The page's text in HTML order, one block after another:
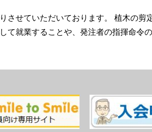
させていただいております。 植木の剪
て就業することや、発注者の指揮命令